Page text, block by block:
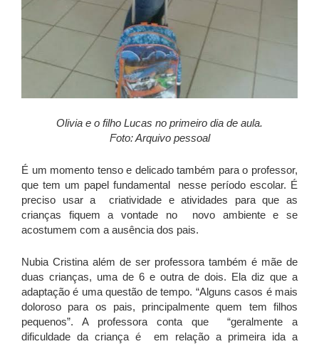
Olivia e o filho Lucas no primeiro dia de aula.
Foto: Arquivo pessoal
É um momento tenso e delicado também para o professor,
que tem um papel fundamental nesse período escolar. É
preciso usar a criatividade e atividades para que as
crianças fiquem a vontade no novo ambiente e se
acostumem com a ausência dos pais.
Nubia Cristina além de ser professora também é mãe de
duas crianças, uma de 6 e outra de dois. Ela diz que a
adaptação é uma questão de tempo. “Alguns casos é mais
doloroso para os pais, principalmente quem tem filhos
pequenos”. A professora conta que “geralmente a
dificuldade da criança é em relação a primeira ida a